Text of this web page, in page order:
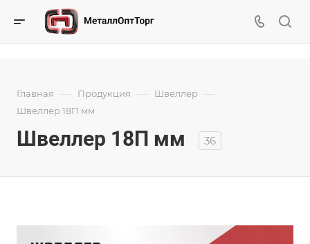
Главная — Продукция — Швеллер —
Швеллер 18П мм
Швеллер 18П мм 36